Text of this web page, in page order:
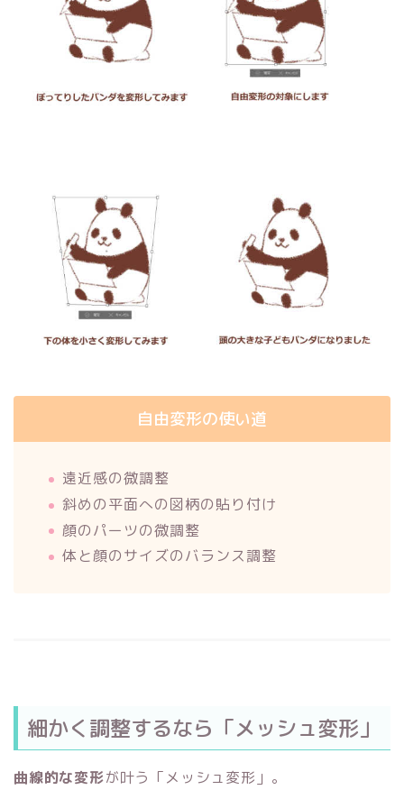
自由変形の使い道
遠近感の微調整
斜めの平面への図柄の貼り付け
顔のパーツの微調整
体と顔のサイズのバランス調整
細かく調整するなら「メッシュ変形」
曲線的な変形が叶う「メッシュ変形」。